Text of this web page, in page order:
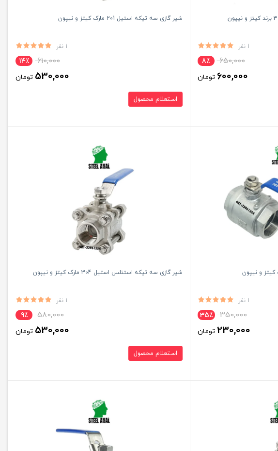
1 نفر
650,000 8٪
600,000 تومان
شیر گازی سه تیکه استیل 201 مارک کیتز و نیپون
1 نفر
610,000 14٪
530,000 تومان
استعلام محصول
1 نفر
350,000 35٪
230,000 تومان
شیر گازی سه تیکه استنلس استیل 304 مارک کیتز و نیپون
1 نفر
580,000 9٪
530,000 تومان
استعلام محصول